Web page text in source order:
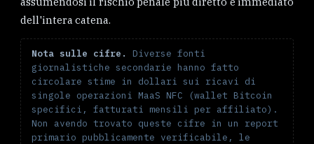
dell'intera catena.
Nota sulle cifre.
Diverse fonti
giornalistiche secondarie hanno fatto
circolare stime in dollari sui ricavi di
singole operazioni MaaS NFC (wallet Bitcoin
specifici, fatturati mensili per affiliato).
Non avendo trovato queste cifre in un report
primario pubblicamente verificabile, le